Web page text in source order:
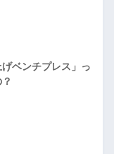
ベンチプレス」っ